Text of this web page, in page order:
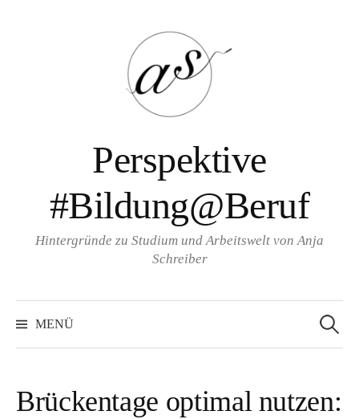
Perspektive
#Bildung@Beruf
Hintergründe zu Studium und Arbeitswelt von Anja
Schreiber
MENÜ
nach:
Brückentage optimal nutzen: